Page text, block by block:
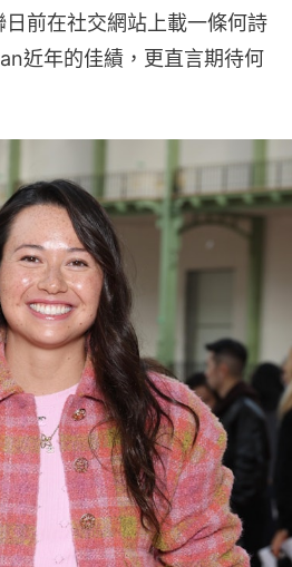
前在社交網站上載一條何詩
近年的佳績，更直言期待何